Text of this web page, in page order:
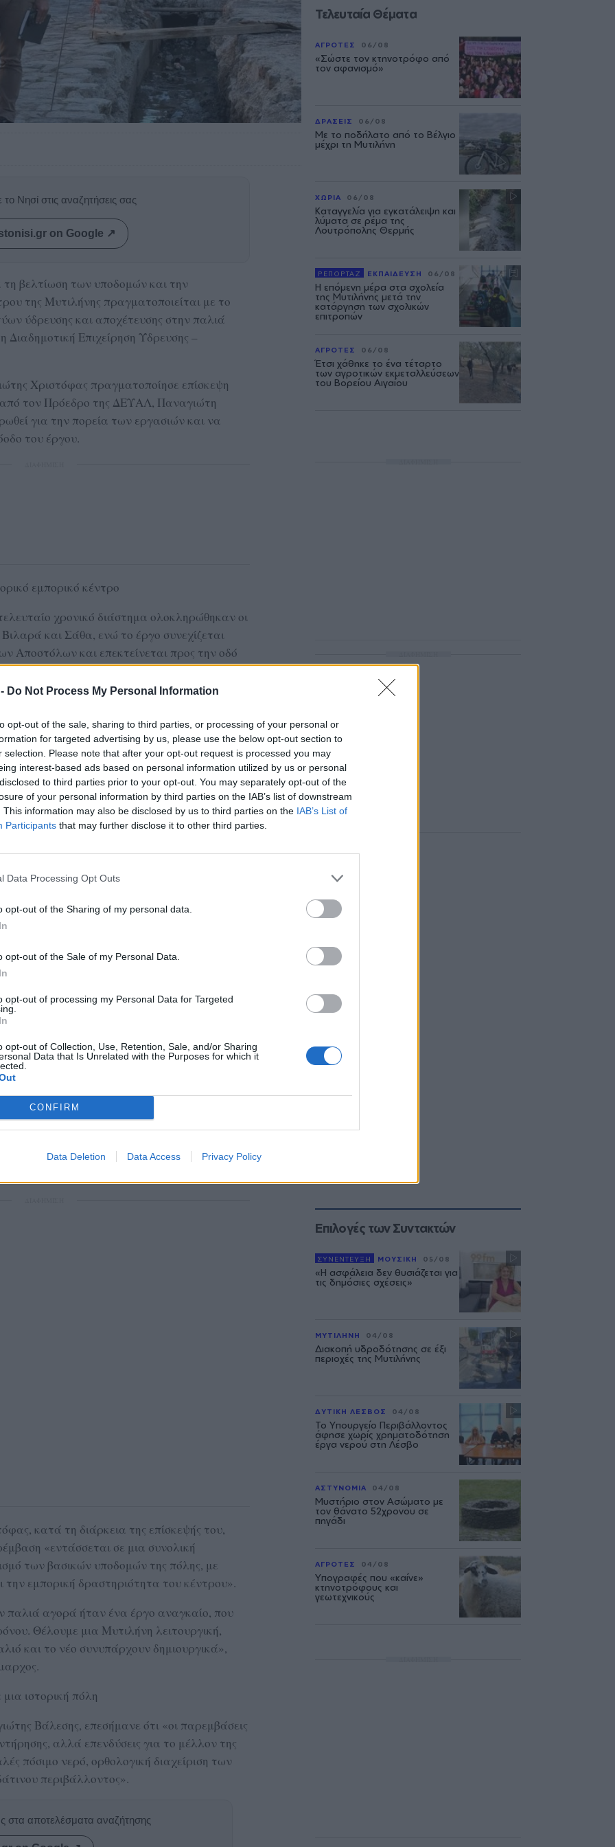
Do Not Process My Personal Information
opt-out of the sale, sharing to third parties, or processing of your personal or
for targeted advertising by us, please use the below opt-out section to
selection. Please note that after your opt-out request is processed you may
interest-based ads based on personal information utilized by us or personal
to third parties prior to your opt-out. You may separately opt-out of the
of your personal information by third parties on the IAB’s list of downstream
This information may also be disclosed by us to third parties on the IAB’s List of
Participants that may further disclose it to other third parties.
Data Processing Opt Outs
opt-out of the Sharing of my personal data.
opt-out of the Sale of my Personal Data.
opt-out of processing my Personal Data for Targeted
opt-out of Collection, Use, Retention, Sale, and/or Sharing
Data that Is Unrelated with the Purposes for which it
CONFIRM
Data Deletion Data Access Privacy Policy
Νησί στις αναζητήσεις σας
on Google ↗
βελτίωση των υποδομών και την
της Μυτιλήνης πραγματοποιείται με το
ύδρευσης και αποχέτευσης στην παλιά
Διαδημοτική Επιχείρηση Ύδρευσης –
Χριστόφας πραγματοποίησε επίσκεψη
από τον Πρόεδρο της ΔΕΥΑΛ, Παναγιώτη
για την πορεία των εργασιών και να
του έργου.
εμπορικό κέντρο
χρονικό διάστημα ολοκληρώθηκαν οι
και Σάθα, ενώ το έργο συνεχίζεται
Αποστόλων και επεκτείνεται προς την οδό
Λουτρό.
ΔΙΑΦΗΜΙΣΗ
παλαιών και φθαρμένων αγωγών
το πολυσύχναστο δίκτυο της
βελτίωση της ποιότητας ζωής κατοίκων και
του περιβάλλοντος.
από το «Βόρειο Αιγαίο 2021–2027»
σε 3.247.083 ευρώ, με
Πρόγραμμα «Βόρειο Αιγαίο 2021–2027»
κατά τη διάρκεια της επίσκεψής του,
«εντάσσεται σε μια συνολική
των βασικών υποδομών της πόλης, με
την εμπορική δραστηριότητα του κέντρου».
παλιά αγορά ήταν ένα έργο αναγκαίο, που
Θέλουμε μια Μυτιλήνη λειτουργική,
και το νέο συνυπάρχουν δημιουργικά»,
ιστορική πόλη
Βάλεσης, επεσήμανε ότι «οι παρεμβάσεις
αλλά επενδύσεις για το μέλλον της
πόσιμο νερό, ορθολογική διαχείριση των
περιβάλλοντος».
στα αποτελέσματα αναζήτησης
Τελευταία Θέματα
ΑΓΡΟΤΕΣ 06/08
«Σώστε τον κτηνοτρόφο από
τον αφανισμό»
ΔΡΑΣΕΙΣ 06/08
Με το ποδήλατο από το Βέλγιο
μέχρι τη Μυτιλήνη
ΧΩΡΙΑ 06/08
Καταγγελία για εγκατάλειψη και
λύματα σε ρέμα της
Λουτρόπολης Θερμής
ΡΕΠΟΡΤΑΖ ΕΚΠΑΙΔΕΥΣΗ 06/08
Η επόμενη μέρα στα σχολεία
της Μυτιλήνης μετά την
κατάργηση των σχολικών
επιτροπών
ΑΓΡΟΤΕΣ 06/08
Έτσι χάθηκε το ένα τέταρτο
των αγροτικών εκμεταλλεύσεων
του Βορείου Αιγαίου
Επιλογές των Συντακτών
ΣΥΝΕΝΤΕΥΞΗ ΜΟΥΣΙΚΗ 05/08
«Η ασφάλεια δεν θυσιάζεται για
τις δημόσιες σχέσεις»
ΜΥΤΙΛΗΝΗ 04/08
Διακοπή υδροδότησης σε έξι
περιοχές της Μυτιλήνης
ΔΥΤΙΚΗ ΛΕΣΒΟΣ 04/08
Το Υπουργείο Περιβάλλοντος
άφησε χωρίς χρηματοδότηση
έργα νερού στη Λέσβο
ΑΣΤΥΝΟΜΙΑ 04/08
Μυστήριο στον Ασώματο με
τον θάνατο 52χρονου σε
πηγάδι
ΑΓΡΟΤΕΣ 04/08
Υπογραφές που «καίνε»
κτηνοτρόφους και
γεωτεχνικούς